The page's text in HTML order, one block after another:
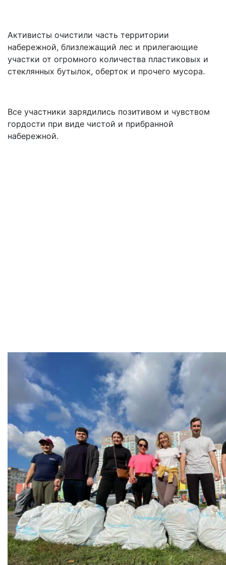
Активисты очистили часть территории
набережной, близлежащий лес и прилегающие
участки от огромного количества пластиковых и
стеклянных бутылок, оберток и прочего мусора.
Все участники зарядились позитивом и чувством
гордости при виде чистой и прибранной
набережной.